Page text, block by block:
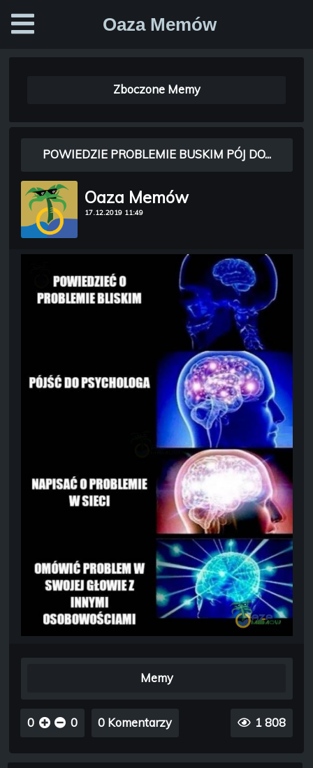
Oaza Memów
Zboczone Memy
Oaza Memów
17.12.2019 11:49
POWIEDZIE PROBLEMIE BUSKIM PÓJ DO...
Memy
0 0 0 Komentarzy 1 808